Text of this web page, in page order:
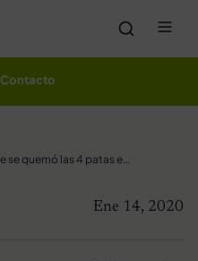
Contacto
Koala que se quemó las 4 patas en los incendios está tan feliz de estar a salvo
Ene 14, 2020